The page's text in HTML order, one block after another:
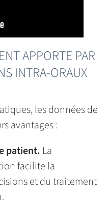
APPORTE PAR
INTRA-ORAUX
les données de
avantages :
patient. La
facilite la
et du traitement